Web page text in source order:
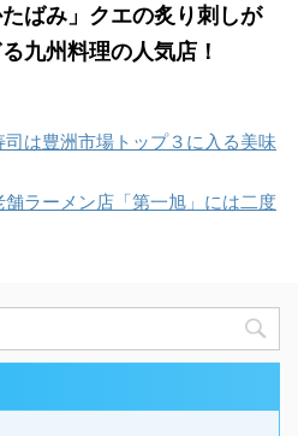
たばみ」クエの炙り刺しが
九州料理の人気店！
司は豊洲市場トップ３に入る美味
ラーメン店「第一旭」には二度